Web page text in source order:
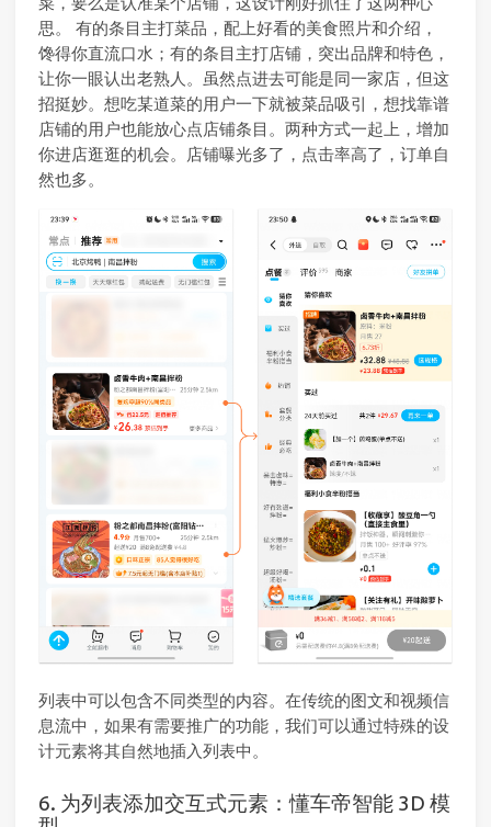
思。 有的条目主打菜品，配上好看的美食照片和介绍，
馋得你直流口水；有的条目主打店铺，突出品牌和特色，
让你一眼认出老熟人。虽然点进去可能是同一家店，但这
招挺妙。想吃某道菜的用户一下就被菜品吸引，想找靠谱
店铺的用户也能放心点店铺条目。两种方式一起上，增加
你进店逛逛的机会。店铺曝光多了，点击率高了，订单自
然也多。
列表中可以包含不同类型的内容。在传统的图文和视频信
息流中，如果有需要推广的功能，我们可以通过特殊的设
计元素将其自然地插入列表中。
6. 为列表添加交互式元素：懂车帝智能 3D 模